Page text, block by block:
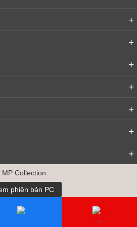
+
+
+
+
+
+
+
MP Collection
phiên bản PC